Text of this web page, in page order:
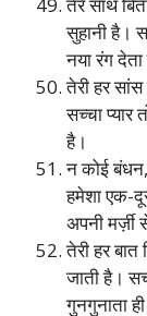
सुहानी है।
नया रंग
तेरी हर
सच्चा प्यार
है।
न कोई बंधन,
हमेशा एक-
अपनी मर्ज़ी
तेरी हर
जाती है।
गुनगुनाता